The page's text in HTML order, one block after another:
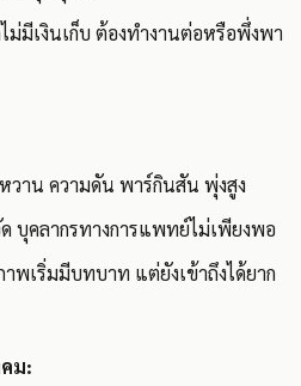
ม่มีเงินเก็บ ต้องทำงานต่อหรือพึ่งพา
หวาน ความดัน พาร์กินสัน พุ่งสูง
บุคลากรทางการแพทย์ไม่เพียงพอ
พเริ่มมีบทบาท แต่ยังเข้าถึงได้ยาก
ม: